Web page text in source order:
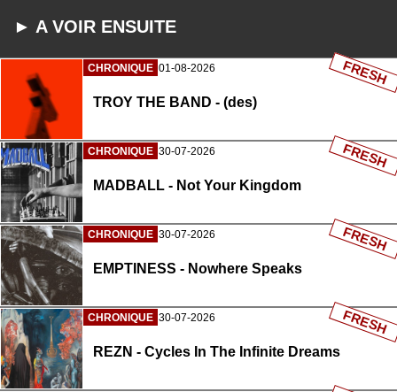
► A VOIR ENSUITE
CHRONIQUE 01-08-2026
TROY THE BAND - (des)
FRESH
CHRONIQUE 30-07-2026
MADBALL - Not Your Kingdom
FRESH
CHRONIQUE 30-07-2026
EMPTINESS - Nowhere Speaks
FRESH
CHRONIQUE 30-07-2026
REZN - Cycles In The Infinite Dreams
FRESH